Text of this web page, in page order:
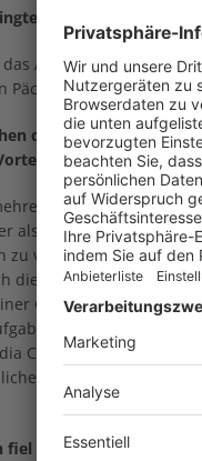
eben diese
Alter auch an mir
Pächter mit einer guten
dafür, einen
ergeben sich
Interessenten
als auch Gruppen. Die
verpachten, hat bei
die fortschreitende
Gruppe können wir
können besser
Camping ist es sehr
Ferienzeiten unsere
fiel die Entscheidung